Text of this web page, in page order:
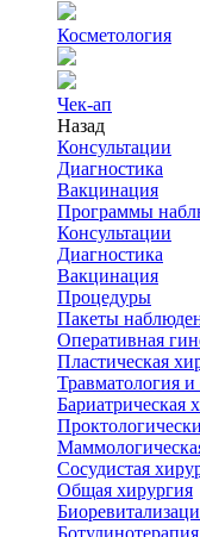
Косметология
Чек-ап
Назад
Консультации
Диагностика
Вакцинация
Программы
Консультации
Диагностика
Вакцинация
Процедуры
Пакеты
Оперативная
Пластическая
Травматология и
Бариатрическая
Сосудистая
Общая хирургия
Ботулинотерапия